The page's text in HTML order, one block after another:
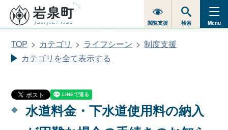
閲覧支援 検索 Menu
TOP カテゴリ ライフシーン
制度支援
カテゴリを全て表示する
水道料金・下水道使用料の納入